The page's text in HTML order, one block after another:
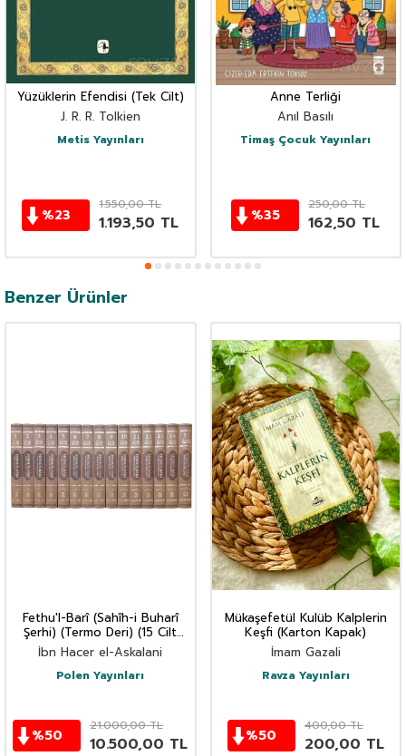
Yüzüklerin Efendisi (Tek Cilt)
J. R. R. Tolkien
Metis Yayınları
%23
1.550,00TL
1.193,50 TL
Anne Terliği
Anıl Basılı
Timaş Çocuk Yayınları
%35
250,00TL
162,50 TL
Benzer Ürünler
Fethu'l-Barî (Sahîh-i Buharî
Şerhi) (Termo Deri) (15 Cilt
Takım)
İbn Hacer el-Askalani
Polen Yayınları
%50
21.000,00TL
10.500,00 TL
Mükaşefetül Kulüb Kalplerin
Keşfi (Karton Kapak)
İmam Gazali
Ravza Yayınları
%50
400,00TL
200,00 TL